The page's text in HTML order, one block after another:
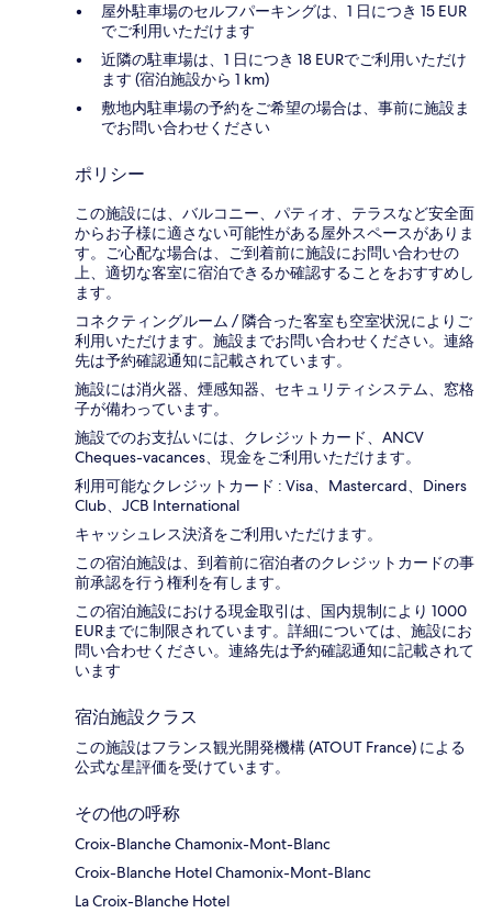
屋外駐車場のセルフパーキングは、1 日につき 15 EUR
でご利用いただけます
近隣の駐車場は、1 日につき 18 EURでご利用いただけ
ます (宿泊施設から 1 km)
敷地内駐車場の予約をご希望の場合は、事前に施設ま
でお問い合わせください
ポリシー
この施設には、バルコニー、パティオ、テラスなど安全面
からお子様に適さない可能性がある屋外スペースがありま
す。ご心配な場合は、ご到着前に施設にお問い合わせの
上、適切な客室に宿泊できるか確認することをおすすめし
ます。
コネクティングルーム / 隣合った客室も空室状況によりご
利用いただけます。施設までお問い合わせください。連絡
先は予約確認通知に記載されています。
施設には消火器、煙感知器、セキュリティシステム、窓格
子が備わっています。
施設でのお支払いには、クレジットカード、ANCV
Cheques-vacances、現金をご利用いただけます。
利用可能なクレジットカード : Visa、Mastercard、Diners
Club、JCB International
キャッシュレス決済をご利用いただけます。
この宿泊施設は、到着前に宿泊者のクレジットカードの事
前承認を行う権利を有します。
この宿泊施設における現金取引は、国内規制により 1000
EURまでに制限されています。詳細については、施設にお
問い合わせください。連絡先は予約確認通知に記載されて
います
宿泊施設クラス
この施設はフランス観光開発機構 (ATOUT France) による
公式な星評価を受けています。
その他の呼称
Croix-Blanche Chamonix-Mont-Blanc
Croix-Blanche Hotel Chamonix-Mont-Blanc
La Croix-Blanche Hotel